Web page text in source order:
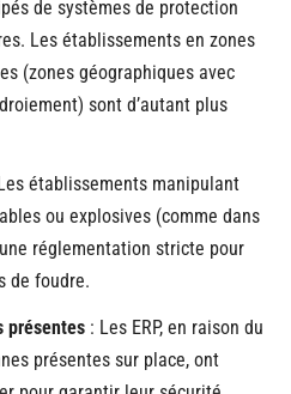
de systèmes de protection
Les établissements en zones
(zones géographiques avec
sont d’autant plus
établissements manipulant
ou explosives (comme dans
réglementation stricte pour
de foudre.
présentes : Les ERP, en raison du
présentes sur place, ont